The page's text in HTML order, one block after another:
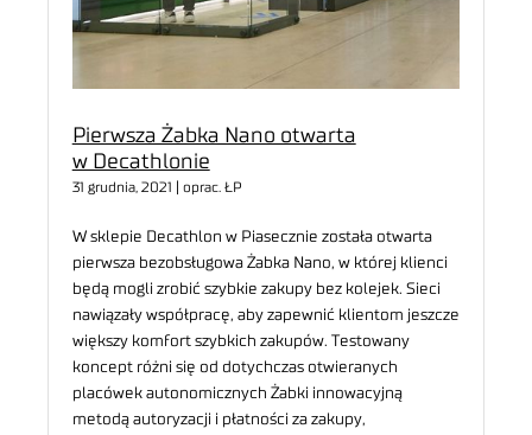
Pierwsza Żabka Nano otwarta
w Decathlonie
31 grudnia, 2021 | oprac. ŁP
W sklepie Decathlon w Piasecznie została otwarta
pierwsza bezobsługowa Żabka Nano, w której klienci
będą mogli zrobić szybkie zakupy bez kolejek. Sieci
nawiązały współpracę, aby zapewnić klientom jeszcze
większy komfort szybkich zakupów. Testowany
koncept różni się od dotychczas otwieranych
placówek autonomicznych Żabki innowacyjną
metodą autoryzacji i płatności za zakupy,